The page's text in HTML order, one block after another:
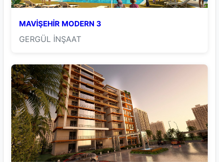
MAVİŞEHİR MODERN 3
GERGÜL İNŞAAT